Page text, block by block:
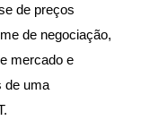
de preços
de negociação,
mercado e
de uma